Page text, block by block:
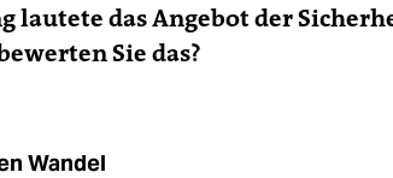
lautete das Angebot der
Sie das?
Wandel